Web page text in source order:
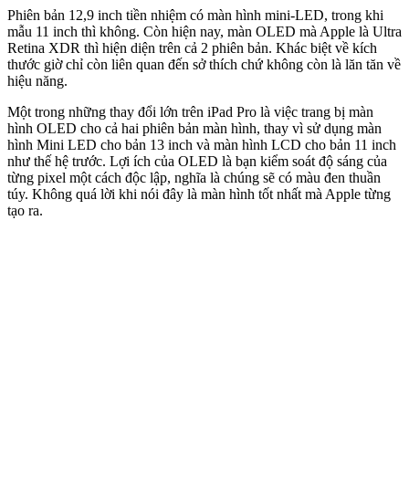
Phiên bản 12,9 inch tiền nhiệm có màn hình mini-LED, trong khi
mẫu 11 inch thì không. Còn hiện nay, màn OLED mà Apple là Ultra
Retina XDR thì hiện diện trên cả 2 phiên bản. Khác biệt về kích
thước giờ chỉ còn liên quan đến sở thích chứ không còn là lăn tăn về
hiệu năng.
Một trong những thay đổi lớn trên iPad Pro là việc trang bị màn
hình OLED cho cả hai phiên bản màn hình, thay vì sử dụng màn
hình Mini LED cho bản 13 inch và màn hình LCD cho bản 11 inch
như thế hệ trước. Lợi ích của OLED là bạn kiểm soát độ sáng của
từng pixel một cách độc lập, nghĩa là chúng sẽ có màu đen thuần
túy. Không quá lời khi nói đây là màn hình tốt nhất mà Apple từng
tạo ra.